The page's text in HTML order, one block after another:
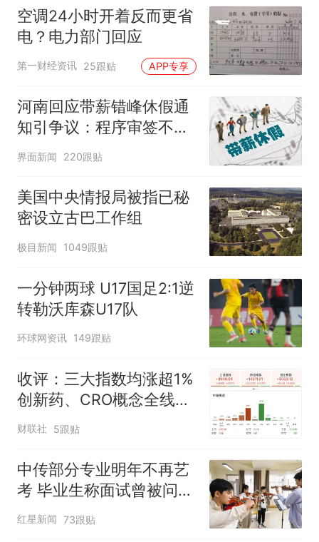
空调24小时开着反而更省
电？电力部门回应
第一财经资讯 25跟贴 APP专享
河南回应带薪错峰休假通
知引争议：程序审签不规
范，待修改后予以印发
界面新闻 220跟贴
美国中央情报局被指已秘
密设立古巴工作组
极目新闻 1049跟贴
一分钟两球 U17国足2:1逆
转勒沃库森U17队
环球网资讯 149跟贴
收评：三大指数均涨超1%
创新药、CRO概念全线走
强
财联社 5跟贴
中传部分专业明年不再艺
考 毕业生称面试曾被问
“如何策划晚会” 专家：遏
制“艺考捷径化”
红星新闻 73跟贴